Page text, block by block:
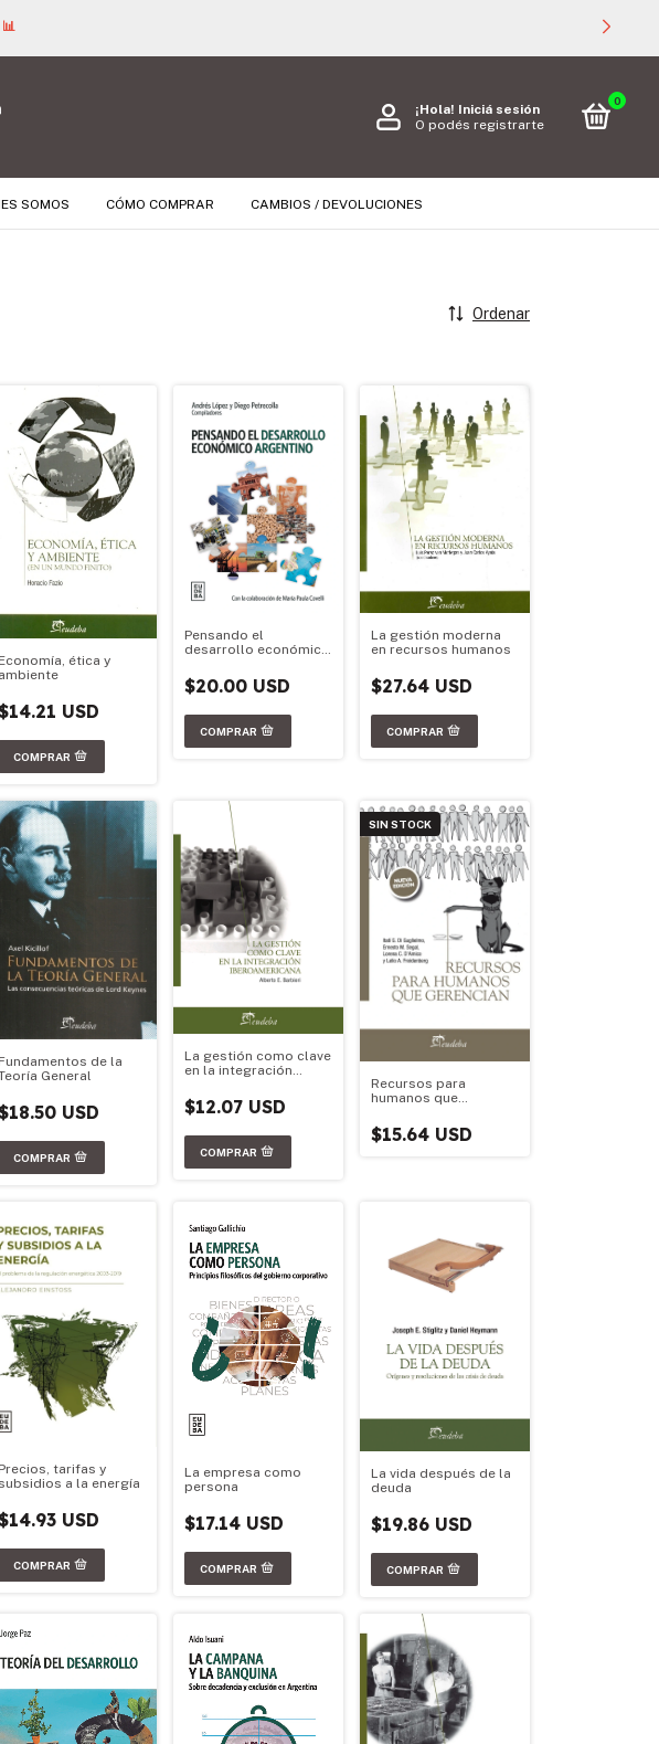
¡Hola! Iniciá sesión
O podés registrarte
0
SOMOS CÓMO COMPRAR CAMBIOS / DEVOLUCIONES
Ordenar
ética y
ambiente
USD
Pensando el
desarrollo económico
$20.00 USD
La gestión moderna
en recursos humanos
$27.64 USD
de la
General
USD
La gestión como clave
en la integración
$12.07 USD
SIN STOCK
Recursos para
humanos que
$15.64 USD
tarifas y
a la energía
USD
La empresa como
persona
$17.14 USD
La vida después de la
deuda
$19.86 USD